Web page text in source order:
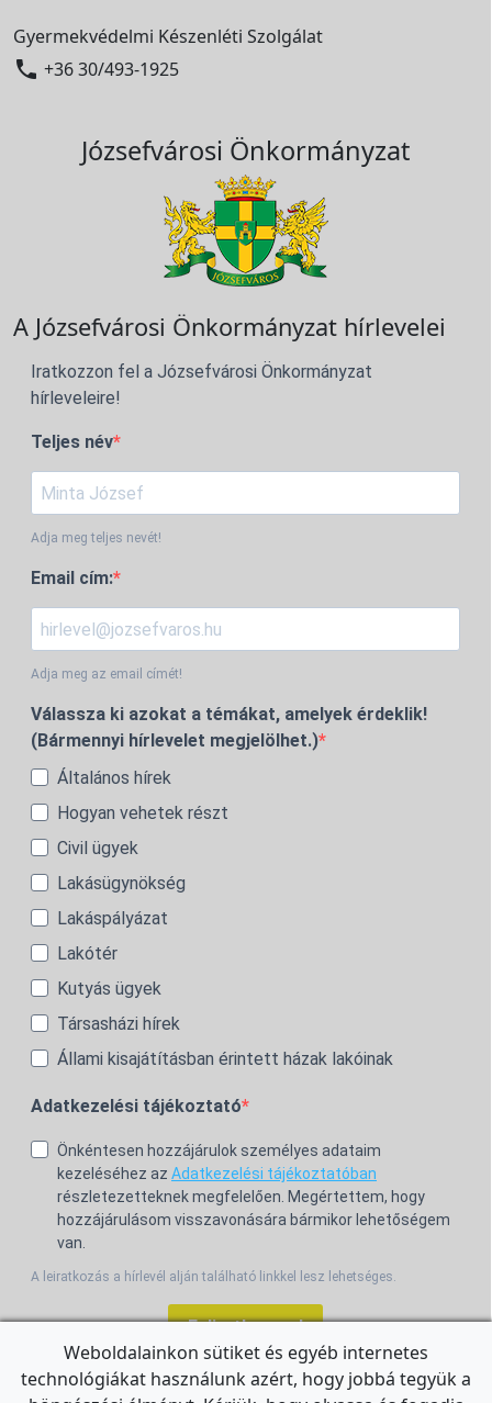
Gyermekvédelmi Készenléti Szolgálat
 +36 30/493-1925
Józsefvárosi Önkormányzat
A Józsefvárosi Önkormányzat hírlevelei
Iratkozzon fel a Józsefvárosi Önkormányzat
hírleveleire!
Teljes név
Adja meg teljes nevét!
Email cím:
Adja meg az email címét!
Válassza ki azokat a témákat, amelyek érdeklik!
(Bármennyi hírlevelet megjelölhet.)
Általános hírek
Hogyan vehetek részt
Civil ügyek
Lakásügynökség
Lakáspályázat
Lakótér
Kutyás ügyek
Társasházi hírek
Állami kisajátításban érintett házak lakóinak
Adatkezelési tájékoztató
Önkéntesen hozzájárulok személyes adataim
kezeléséhez az Adatkezelési tájékoztatóban
részletezetteknek megfelelően. Megértettem, hogy
hozzájárulásom visszavonására bármikor lehetőségem
van.
A leiratkozás a hírlevél alján található linkkel lesz lehetséges.
Feliratkozom!
Weboldalainkon sütiket és egyéb internetes
technológiákat használunk azért, hogy jobbá tegyük a